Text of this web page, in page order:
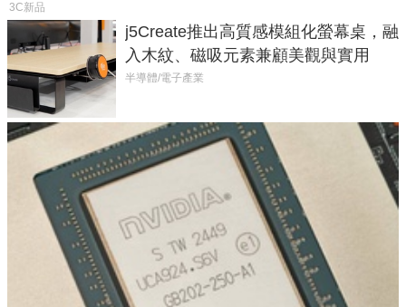
3C新品
j5Create推出高質感模組化螢幕桌，融
入木紋、磁吸元素兼顧美觀與實用
半導體/電子產業